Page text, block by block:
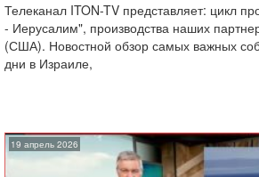
Телеканал ITON-TV представляет: цикл
- Иерусалим", производства наших
(США). Новостной обзор самых важных
дни в Израиле,
19 апрель 2026